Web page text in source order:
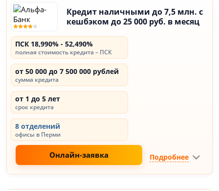
Кредит наличными до 7,5 млн. с
кешбэком до 25 000 руб. в месяц
ПСК 18,990% - 52,490%
полная стоимость кредита – ПСК
от 50 000 до 7 500 000 рублей
сумма кредита
от 1 до 5 лет
срок кредита
8 отделений
офисы в Перми
Онлайн-заявка Подробнее